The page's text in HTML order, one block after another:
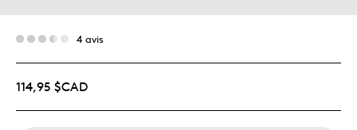
4 avis
114,95 $CAD